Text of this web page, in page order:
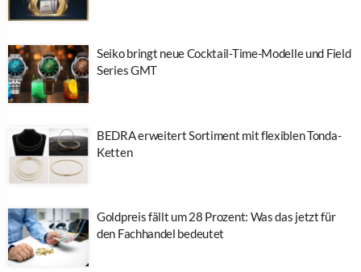
Seiko bringt neue Cocktail-Time-Modelle und Field
Series GMT
BEDRA erweitert Sortiment mit flexiblen Tonda-
Ketten
Goldpreis fällt um 28 Prozent: Was das jetzt für
den Fachhandel bedeutet